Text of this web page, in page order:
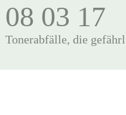
08 03 17
Tonerabfälle, die